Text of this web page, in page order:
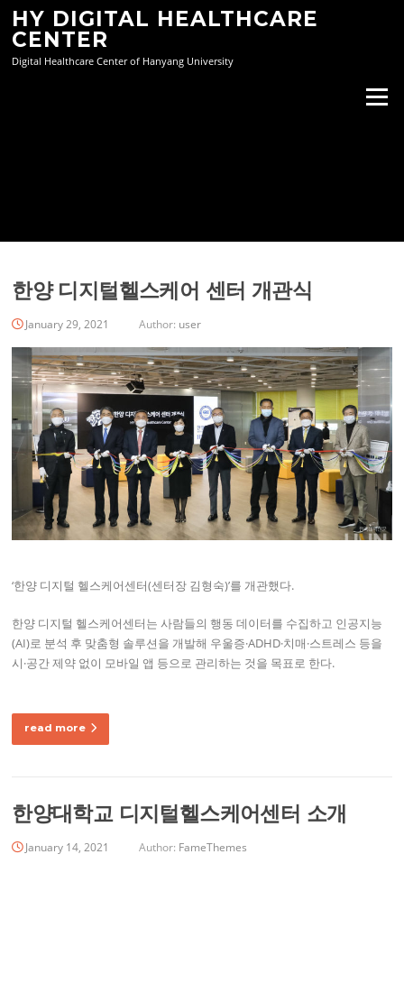
Skip
content
HY DIGITAL HEALTHCARE
CENTER
Digital Healthcare Center of Hanyang University
Menu
한양 디지털헬스케어 센터 개관식
January 29, 2021 Author: user
‘한양 디지털 헬스케어센터(센터장 김형숙)’를 개관했다.
한양 디지털 헬스케어센터는 사람들의 행동 데이터를 수집하고 인공지능
(AI)로 분석 후 맞춤형 솔루션을 개발해 우울증·ADHD·치매·스트레스 등을
시·공간 제약 없이 모바일 앱 등으로 관리하는 것을 목표로 한다.
read more
한양대학교 디지털헬스케어센터 소개
January 14, 2021 Author: FameThemes